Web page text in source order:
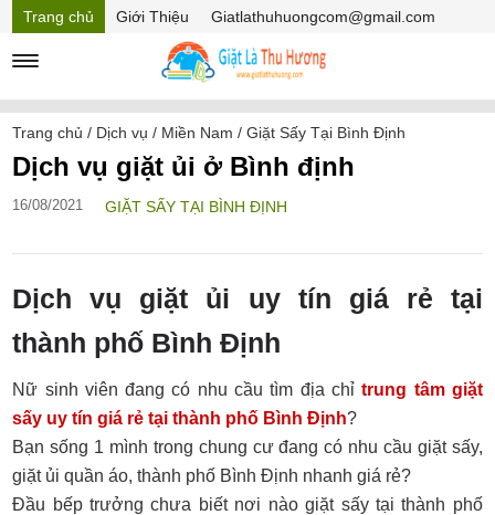
Trang chủ Giới Thiệu
Giatlathuhuongcom@gmail.com
Mã Giảm giá
Trang chủ / Dịch vụ / Miền Nam /Giặt Sấy Tại Bình Định
Dịch vụ giặt ủi ở Bình định
16/08/2021 GIẶT SẤY TẠI BÌNH ĐỊNH
Dịch vụ giặt ủi uy tín giá rẻ tại
thành phố Bình Định
Nữ sinh viên đang có nhu cầu tìm địa chỉtrung tâm giặt
sấy uy tín giá rẻ tại thành phố Bình Định?
Bạn sống 1 mình trong chung cư đang có nhu cầu giặt sấy,
giặt ủi quần áo, thành phố Bình Định nhanh giá rẻ?
Đầu bếp trưởng chưa biết nơi nào giặt sấy tại thành phố